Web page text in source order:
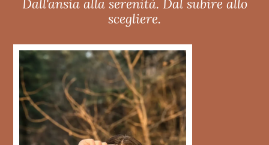
Dall'ansia alla serenità. Dal subire allo
scegliere.